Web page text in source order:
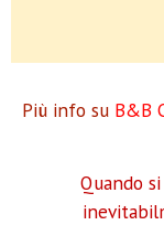
Più info su B&B
Quando si